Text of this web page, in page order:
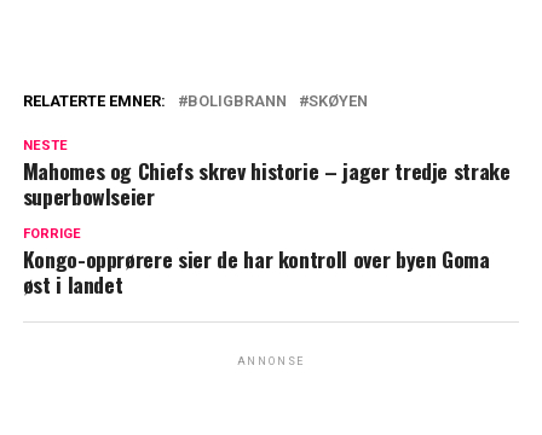
RELATERTE EMNER: BOLIGBRANN SKØYEN
NESTE
Mahomes og Chiefs skrev historie – jager tredje strake
superbowlseier
FORRIGE
Kongo-opprørere sier de har kontroll over byen Goma
øst i landet
ANNONSE